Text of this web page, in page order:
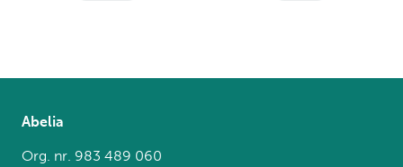
Abelia
Org. nr. 983 489 060